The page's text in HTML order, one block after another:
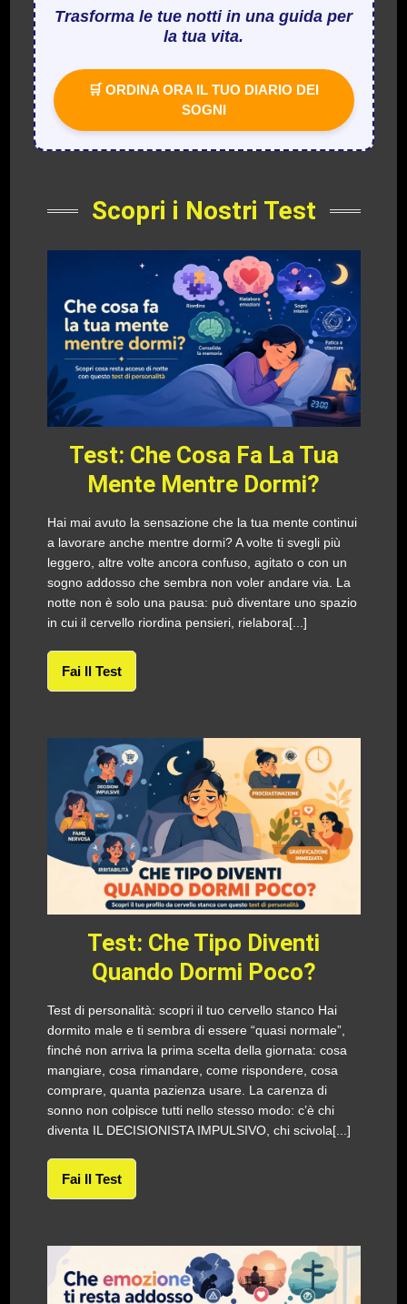
Trasforma le tue notti in una guida per
la tua vita.
🛒 ORDINA ORA IL TUO DIARIO DEI
SOGNI
Scopri i Nostri Test
Test: Che Cosa Fa La Tua
Mente Mentre Dormi?
Hai mai avuto la sensazione che la tua mente continui
a lavorare anche mentre dormi? A volte ti svegli più
leggero, altre volte ancora confuso, agitato o con un
sogno addosso che sembra non voler andare via. La
notte non è solo una pausa: può diventare uno spazio
in cui il cervello riordina pensieri, rielabora[...]
Fai Il Test
Test: Che Tipo Diventi
Quando Dormi Poco?
Test di personalità: scopri il tuo cervello stanco Hai
dormito male e ti sembra di essere “quasi normale”,
finché non arriva la prima scelta della giornata: cosa
mangiare, cosa rimandare, come rispondere, cosa
comprare, quanta pazienza usare. La carenza di
sonno non colpisce tutti nello stesso modo: c’è chi
diventa IL DECISIONISTA IMPULSIVO, chi scivola[...]
Fai Il Test